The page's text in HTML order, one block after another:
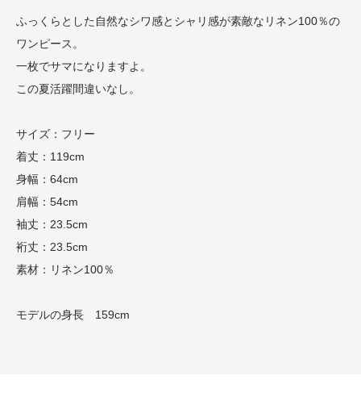
ふっくらとした自然なシワ感とシャリ感が素敵なリネン100％の
ワンピース。
一枚でサマになりますよ。
この夏活躍間違いなし。
サイズ：フリー
着丈：119cm
身幅：64cm
肩幅：54cm
袖丈：23.5cm
裄丈：23.5cm
素材：リネン100％
モデルの身長 159cm